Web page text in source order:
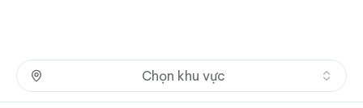
Chọn khu vực